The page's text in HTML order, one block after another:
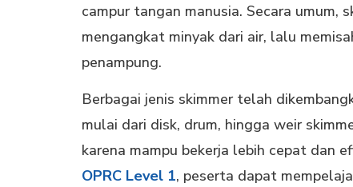
campur tangan manusia. Secara umum,
mengangkat minyak dari air, lalu
penampung.
Berbagai jenis skimmer telah
mulai dari disk, drum, hingga weir
karena mampu bekerja lebih cepat dan
OPRC Level 1, peserta dapat